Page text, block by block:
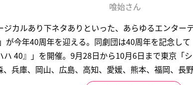
喰始さん
ジカルあり下ネタありといった、あらゆるエンター
が今年40周年を迎える。同劇団は40周年を記念し
ハ 40』」を開催。9月28日から10月6日まで東京「
、兵庫、岡山、広島、高知、愛媛、熊本、福岡、長